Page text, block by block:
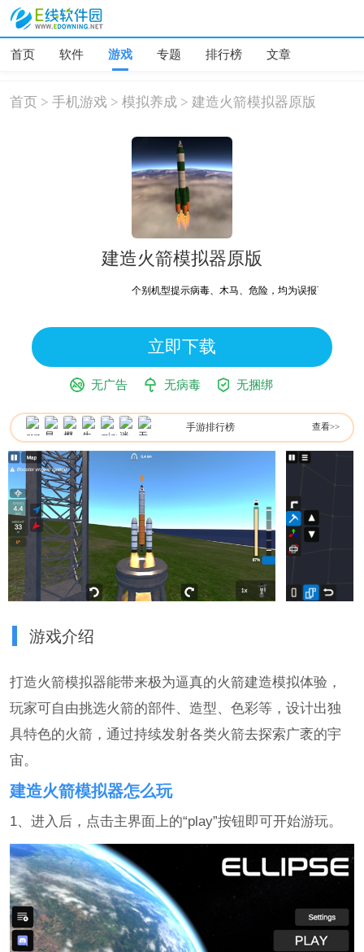
首页 软件 游戏 专题 排行榜 文章
首页 >手机游戏 >模拟养成 > 建造火箭模拟器原版
建造火箭模拟器原版
个别机型提示病毒、木马、危险，均为误报可放心下载
立即下载
无广告 无病毒 无捆绑
手游排行榜 查看>>
游戏介绍
打造火箭模拟器能带来极为逼真的火箭建造模拟体验，
玩家可自由挑选火箭的部件、造型、色彩等，设计出独
具特色的火箭，通过持续发射各类火箭去探索广袤的宇
宙。
建造火箭模拟器怎么玩
1、进入后，点击主界面上的“play”按钮即可开始游玩。